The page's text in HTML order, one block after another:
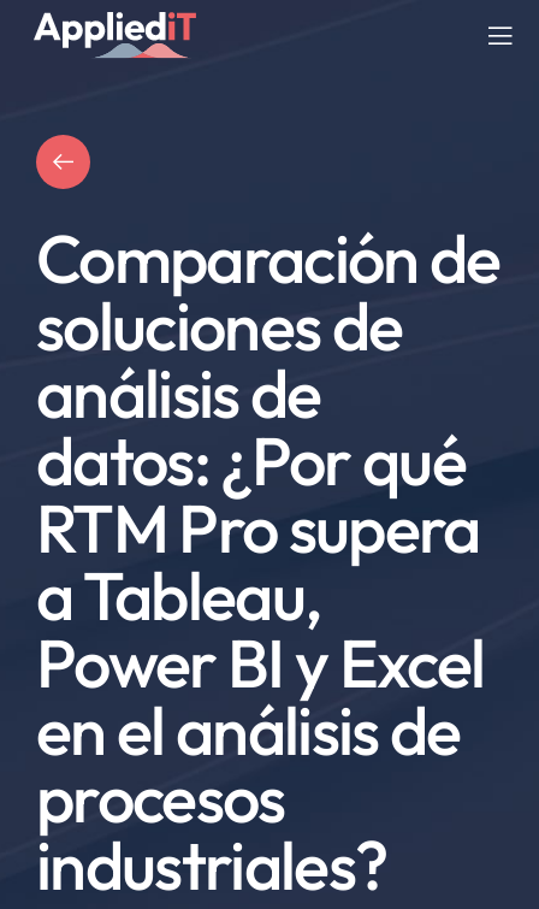
Saltar
SERVICIOS
COMPAÑIA
RECURSOS
BLOG
Comparación de
soluciones de
análisis de
datos: ¿Por qué
RTM Pro supera
a Tableau,
Power BI y Excel
en el análisis de
procesos
industriales?